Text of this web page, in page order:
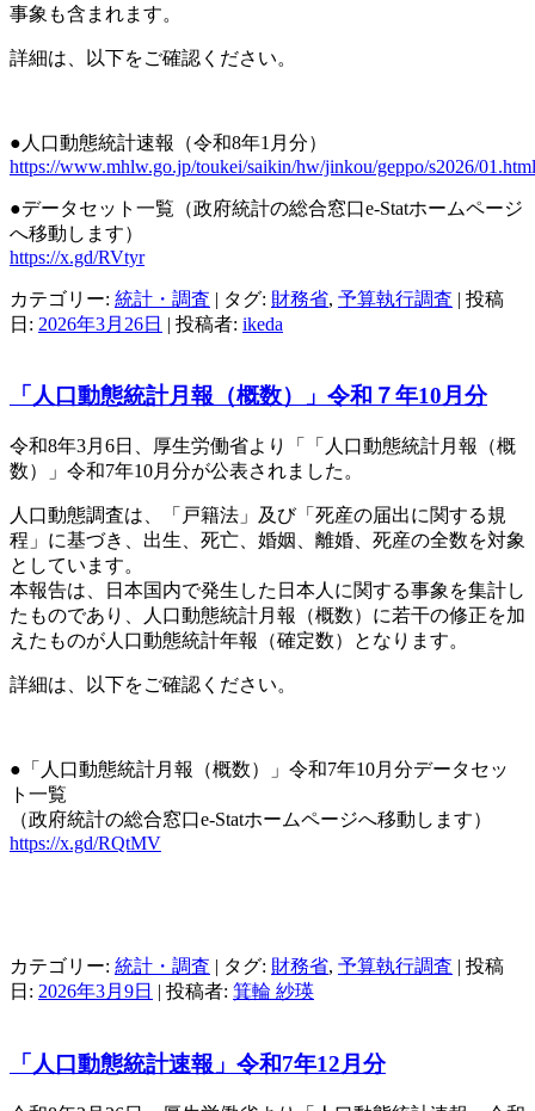
事象も含まれます。
詳細は、以下をご確認ください。
●人口動態統計速報（令和8年1月分）
https://www.mhlw.go.jp/toukei/saikin/hw/jinkou/geppo/s2026/01.html
●データセット一覧（政府統計の総合窓口e-Statホームページ
へ移動します）
https://x.gd/RVtyr
カテゴリー: 統計・調査 | タグ: 財務省, 予算執行調査 | 投稿
日: 2026年3月26日 | 投稿者: ikeda
「人口動態統計月報（概数）」令和７年10月分
令和8年3月6日、厚生労働省より「「人口動態統計月報（概
数）」令和7年10月分が公表されました。
人口動態調査は、「戸籍法」及び「死産の届出に関する規
程」に基づき、出生、死亡、婚姻、離婚、死産の全数を対象
としています。
本報告は、日本国内で発生した日本人に関する事象を集計し
たものであり、人口動態統計月報（概数）に若干の修正を加
えたものが人口動態統計年報（確定数）となります。
詳細は、以下をご確認ください。
●「人口動態統計月報（概数）」令和7年10月分データセッ
ト一覧
（政府統計の総合窓口e-Statホームページへ移動します）
https://x.gd/RQtMV
カテゴリー: 統計・調査 | タグ: 財務省, 予算執行調査 | 投稿
日: 2026年3月9日 | 投稿者: 箕輪 紗瑛
「人口動態統計速報」令和7年12月分